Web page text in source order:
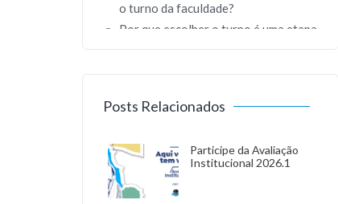
o turno da faculdade?
Por que escolher o turno é uma etapa
Posts Relacionados
Participe da Avaliação
Institucional 2026.1